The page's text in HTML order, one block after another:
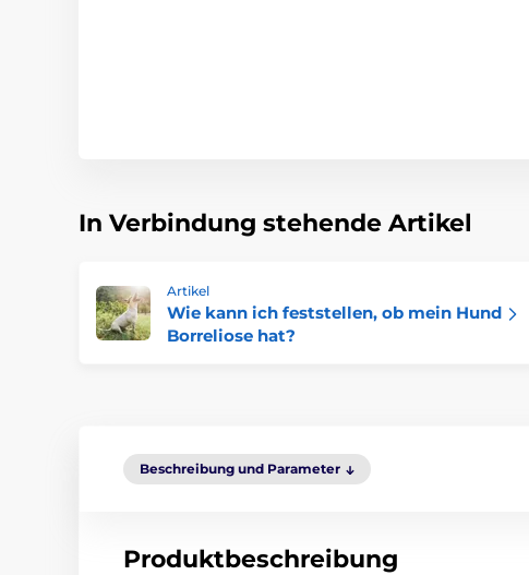
In Verbindung stehende Artikel
Artikel
Wie kann ich feststellen, ob mein Hund
Borreliose hat?
Beschreibung und Parameter
Produktbeschreibung